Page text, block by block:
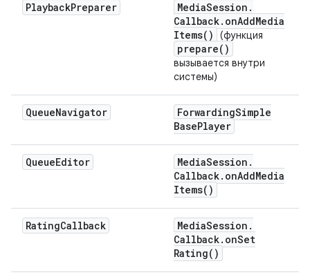
PlaybackPreparer MediaSession .
Callback. onAddMedia
Items( ) (функция
prepare( )
вызывается внутри
системы)
QueueNavigator ForwardingSimple
BasePlayer
QueueEditor MediaSession .
Callback. onAddMedia
Items( )
RatingCallback MediaSession .
Callback. onSet
Rating( )